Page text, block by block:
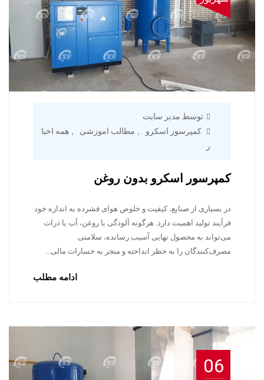
توسط مدیر سایت
کمپرسور اسکرو
مطالب اموزشی
همه اخبا
ر
کمپرسور اسکرو بدون روغن
در بسیاری از صنایع، کیفیت و خلوص هوای فشرده به اندازه خود
فرآیند تولید اهمیت دارد. هرگونه آلودگی با روغن، آب یا ذرات
می‌تواند به محصول نهایی آسیب رسانده، سلامتی
مصرف‌کنندگان را به خطر انداخته و منجر به خسارات مالی…
ادامه مطلب
06